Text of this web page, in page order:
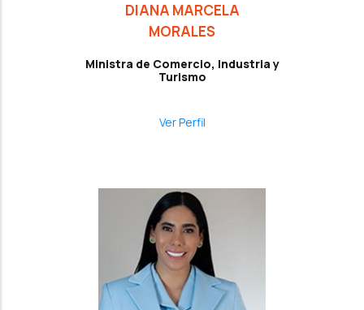
DIANA MARCELA
MORALES
Ministra de Comercio, Industria y
Turismo
Ver Perfil